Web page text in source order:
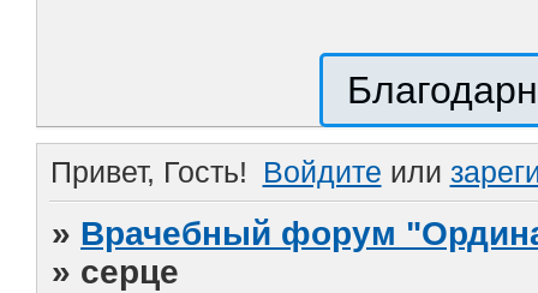
Привет, Гость! Войдите или
» Врачебный форум
» серце